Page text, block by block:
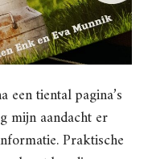
tiental pagina’s
mijn aandacht er
Praktische